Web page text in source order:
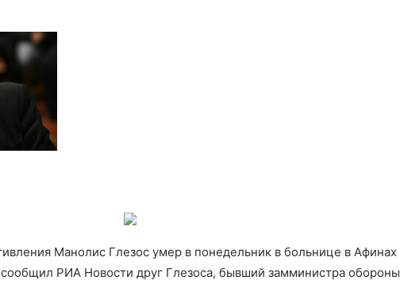
Манолис Глезос умер в понедельник в больнице в Афинах
РИА Новости друг Глезоса, бывший замминистра обороны